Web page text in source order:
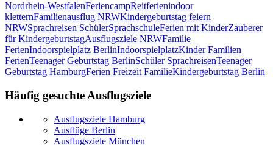
Nordrhein-WestfalenFeriencampReitferienindoor
kletternFamilienausflug NRWKindergeburtstag feiern
NRWSprachreisen SchülerSprachschuleFerien mit KinderZauberer
für KindergeburtstagAusflugsziele NRWFamilie
FerienIndoorspielplatz BerlinIndoorspielplatzKinder Familien
FerienTeenager Geburtstag BerlinSchüler SprachreisenTeenager
Geburtstag HamburgFerien Freizeit FamilieKindergeburtstag Berlin
Häufig gesuchte Ausflugsziele
Ausflugsziele Hamburg
Ausflüge Berlin
Ausflugsziele München